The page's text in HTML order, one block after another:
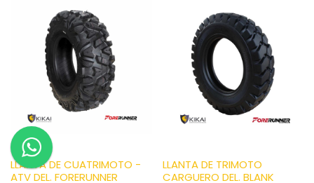
LLANTA DE CUATRIMOTO -
ATV DEL. FORERUNNER
LLANTA DE TRIMOTO
CARGUERO DEL. BLANK